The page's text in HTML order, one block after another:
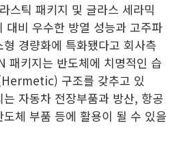
스틱 패키지 및 글라스 세라믹
비 우수한 방열 성능과 고주파
경량화에 특화됐다고 회사측
패키지는 반도체에 치명적인 습
구조를 갖추고 있
자동차 전장부품과 방산, 항공
체 부품 등에 활용이 될 수 있을